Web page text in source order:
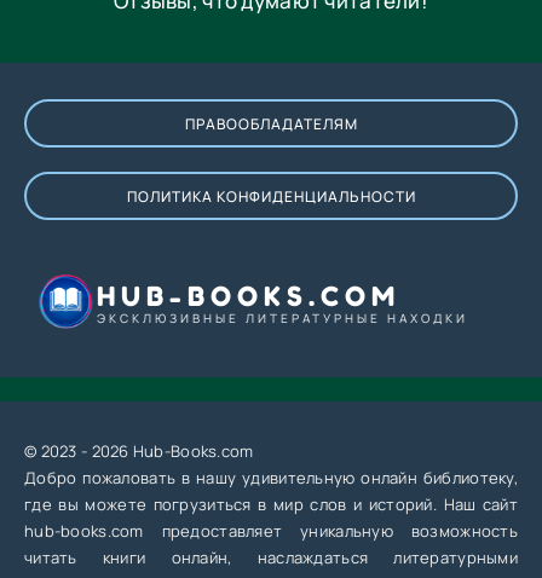
ПРАВООБЛАДАТЕЛЯМ
ПОЛИТИКА КОНФИДЕНЦИАЛЬНОСТИ
HUB-BOOKS.COM
ЭКСКЛЮЗИВНЫЕ ЛИТЕРАТУРНЫЕ НАХОДКИ
© 2023 - 2026 Hub-Books.com
Добро пожаловать в нашу удивительную онлайн библиотеку,
где вы можете погрузиться в мир слов и историй. Наш сайт
hub-books.com предоставляет уникальную возможность
читать книги онлайн, наслаждаться литературными